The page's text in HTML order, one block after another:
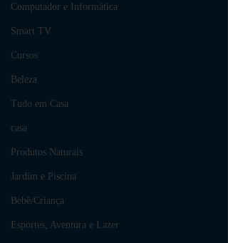
Computador e Informática
Smart TV
Cursos
Beleza
Tudo em Casa
casa
Produtos Naturais
Jardim e Piscina
Bebê/Criança
Esportes, Aventura e Lazer